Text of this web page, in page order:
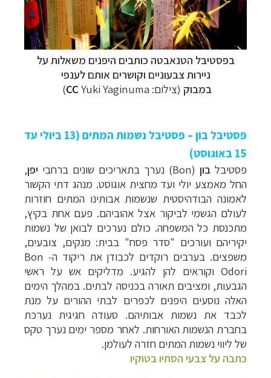
בפסטיבל הטנאבטה כותבים היפנים משאלות על
ניירות צבעוניים וקושרים אותם לענפי
במבוק (צילום: CC Yuki Yaginuma
)
פסטיבל בון – פסטיבל נשמות המתים (13 ביולי עד
15 באוגוסט)
פסטיבל בון (Bon) נערך בתאריכים שונים ברחבי יפן,
החל מאמצע יולי ועד מחצית אוגוסט. מנהג דתי הקשור
לאמונה הבודהיסטית שנשמות אבותינו המתים חוזרות
לעולם הגשמי לביקור אצל אהוביהם. פעם אחת בקיץ,
מתכנסת כל המשפחה. כולם נערכים לבואן של נשמות
יקיריהם ועורכים "סדר פסח" בבית: מנקים, צובעים,
משפצים. בערבים רוקדים לכבודן את ריקוד ה- Bon
Odori וקוראים להן להגיע. מדליקים אש על ראשי
הגבעות, ומציבים תאורה בכניסה לבתים. במהלך הימים
האלה נוסעים היפנים לכפרים לבתי ההורים על מנת
לכבד את נשמות אבותיהם. סעודה חגיגית נערכת
בחברת הנשמות האורחות. לאחר מספר ימים נערך טקס
של ליווי נשמות המתים חזרה לעולמן.
כתבה על צבעי הסתיו בטוקיו